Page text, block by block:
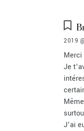
2019
Merci
Je
J’ai